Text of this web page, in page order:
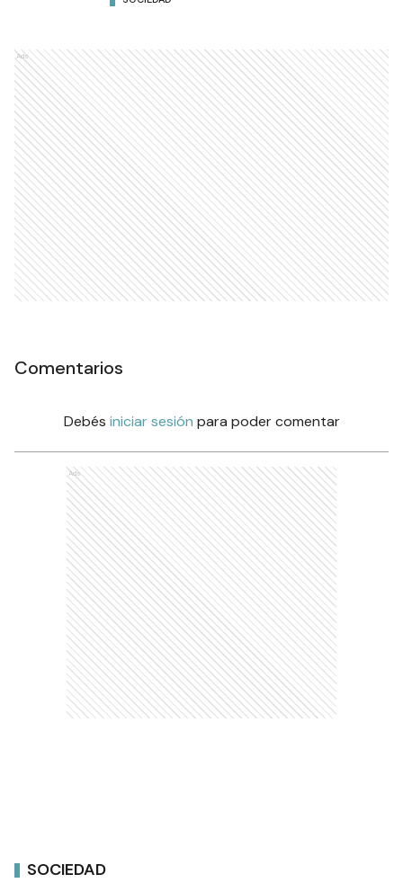
Ads
Comentarios
Debés iniciar sesión para poder comentar
Ads
SOCIEDAD